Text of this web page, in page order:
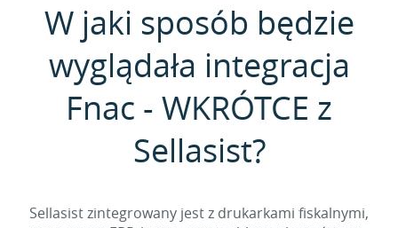
W jaki sposób będzie
wyglądała integracja
Fnac - WKRÓTCE z
Sellasist?
Sellasist zintegrowany jest z drukarkami fiskalnymi,